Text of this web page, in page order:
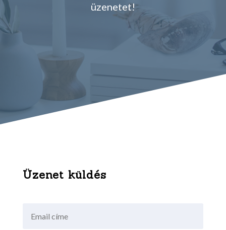
üzenetet!
Üzenet küldés